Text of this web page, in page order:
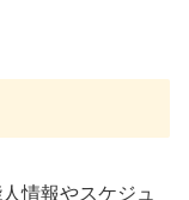
情報やスケジュ